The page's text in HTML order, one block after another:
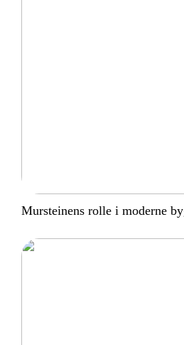
Mursteinens rolle i moderne